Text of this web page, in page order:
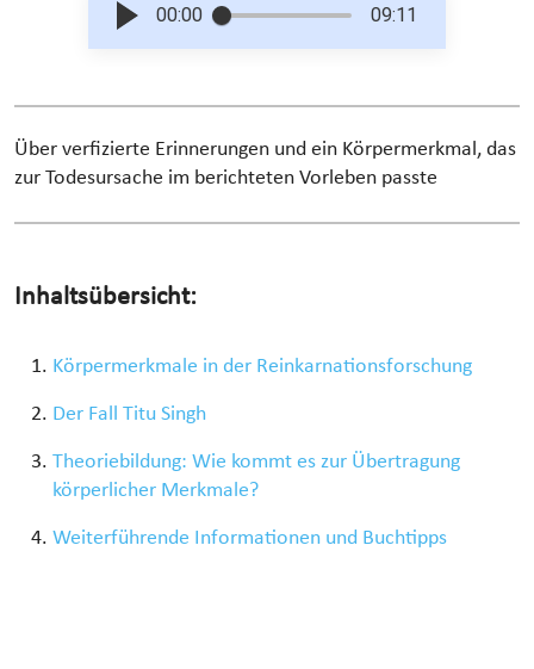
00:00 09:11
Über verfizierte Erinnerungen und ein Körpermerkmal, das
zur Todesursache im berichteten Vorleben passte
Inhaltsübersicht:
Körpermerkmale in der Reinkarnationsforschung
Der Fall Titu Singh
Theoriebildung: Wie kommt es zur Übertragung
körperlicher Merkmale?
Weiterführende Informationen und Buchtipps